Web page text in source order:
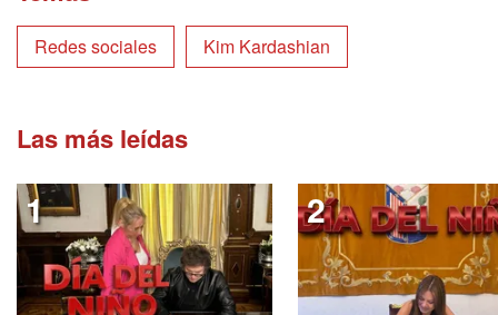
Redes sociales Kim Kardashian
Las más leídas